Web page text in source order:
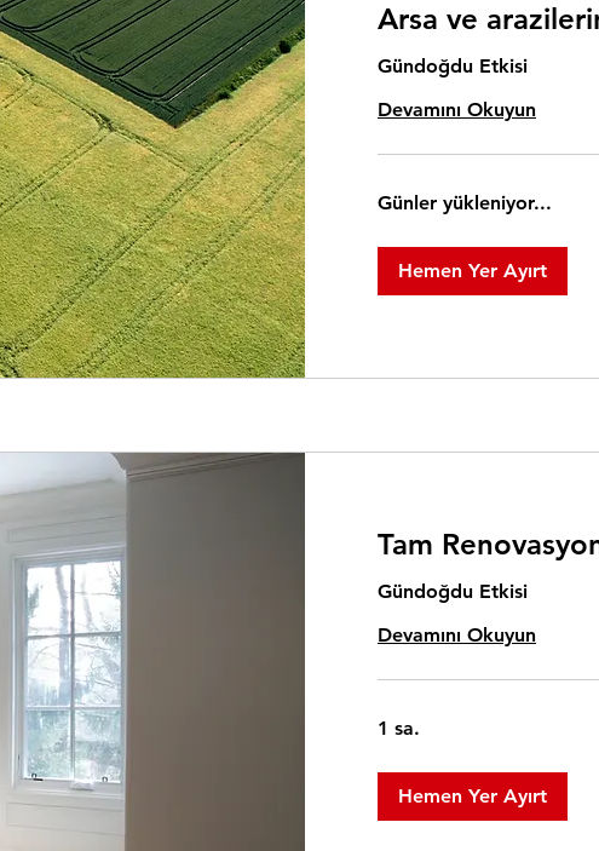
Arsa ve
Gündoğdu Etkisi
Devamını Okuyun
Günler yükleniyor...
Hemen Yer Ayırt
Tam
Gündoğdu Etkisi
Devamını Okuyun
1 sa.
Hemen Yer Ayırt